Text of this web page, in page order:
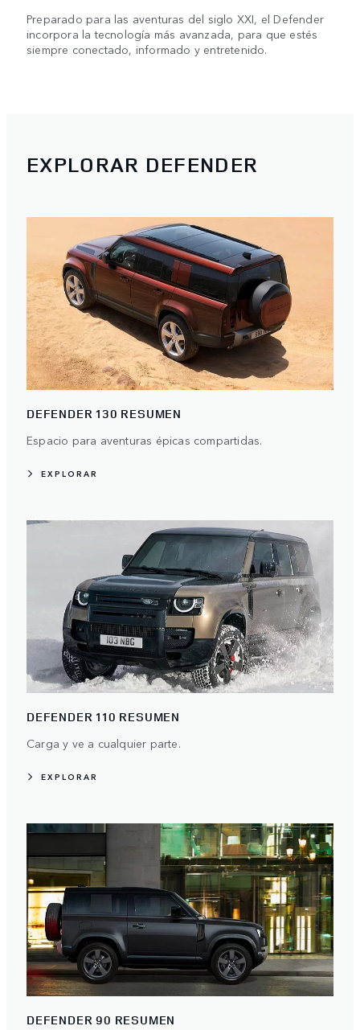
Preparado para las aventuras del siglo XXI, el Defender
incorpora la tecnología más avanzada, para que estés
siempre conectado, informado y entretenido.
EXPLORAR DEFENDER
DEFENDER 130 RESUMEN
Espacio para aventuras épicas compartidas.
EXPLORAR
DEFENDER 110 RESUMEN
Carga y ve a cualquier parte.
EXPLORAR
DEFENDER 90 RESUMEN